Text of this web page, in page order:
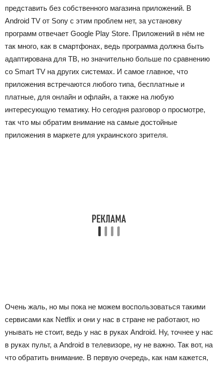
представить без собственного магазина приложений. В
Android TV от Sony с этим проблем нет, за установку
программ отвечает Google Play Store. Приложений в нём не
так много, как в смартфонах, ведь программа должна быть
адаптирована для ТВ, но значительно больше по сравнению
со Smart TV на других системах. И самое главное, что
приложения встречаются любого типа, бесплатные и
платные, для онлайн и офлайн, а также на любую
интересующую тематику. Но сегодня разговор о просмотре,
так что мы обратим внимание на самые достойные
приложения в маркете для украинского зрителя.
Очень жаль, но мы пока не можем воспользоваться такими
сервисами как Netflix и они у нас в стране не работают, но
унывать не стоит, ведь у нас в руках Android. Ну, точнее у нас
в руках пульт, а Android в телевизоре, ну не важно. Так вот, на
что обратить внимание. В первую очередь, как нам кажется,